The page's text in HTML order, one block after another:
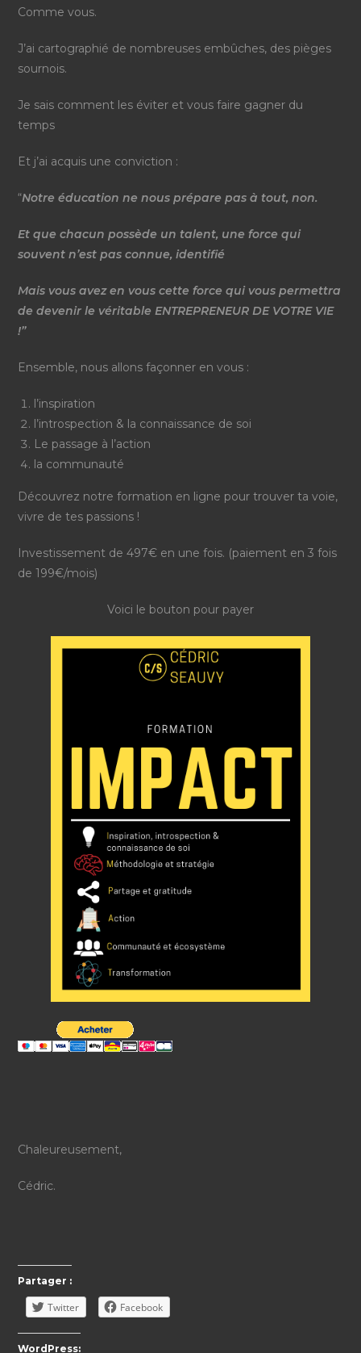
Comme vous.
J’ai cartographié de nombreuses embûches, des pièges
sournois.
Je sais comment les éviter et vous faire gagner du
temps
Et j’ai acquis une conviction :
“Notre éducation ne nous prépare pas à tout, non.
Et que chacun possède un talent, une force qui
souvent n’est pas connue, identifié
Mais vous avez en vous cette force qui vous permettra
de devenir le véritable ENTREPRENEUR DE VOTRE VIE
!”
Ensemble, nous allons façonner en vous :
l’inspiration
l’introspection & la connaissance de soi
Le passage à l’action
la communauté
Découvrez notre formation en ligne pour trouver ta voie,
vivre de tes passions !
Investissement de 497€ en une fois. (paiement en 3 fois
de 199€/mois)
Voici le bouton pour payer
Chaleureusement,
Cédric.
Partager :
Twitter Facebook
WordPress: